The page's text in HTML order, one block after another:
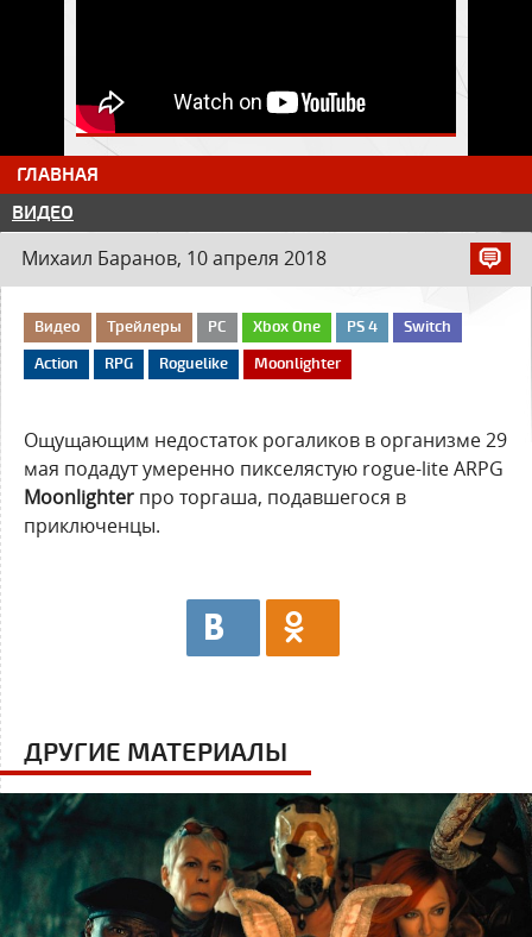
ГЛАВНАЯ
ВИДЕО
Михаил Баранов, 10 апреля 2018
Видео Трейлеры PC Xbox One PS 4
Switch
Action
RPG Roguelike Moonlighter
Ощущающим недостаток рогаликов в организме 29
мая подадут умеренно пикселястую rogue-lite ARPG
Moonlighter про торгаша, подавшегося в
приключенцы.
ДРУГИЕ МАТЕРИАЛЫ